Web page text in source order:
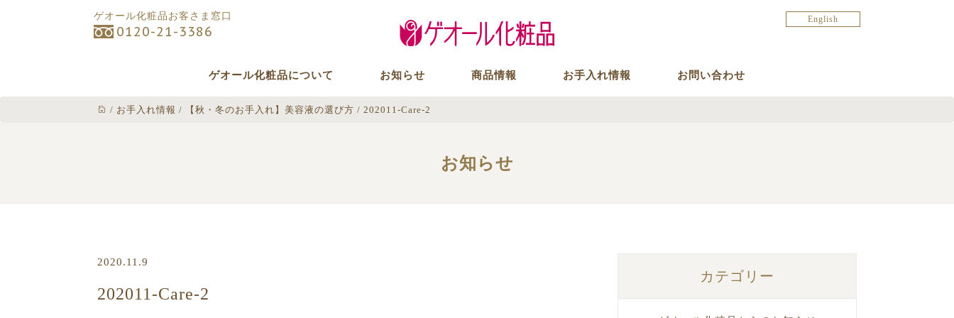
ゲオール化粧品について お知らせ 商品情報 お手入れ情報 お問い合わせ
ゲオール化粧品お客さま窓口
0120-21-3386
English
/ お手入れ情報 / 【秋・冬のお手入れ】美容液の選び方 / 202011-Care-2
お知らせ
2020.11.9
202011-Care-2
カテゴリー